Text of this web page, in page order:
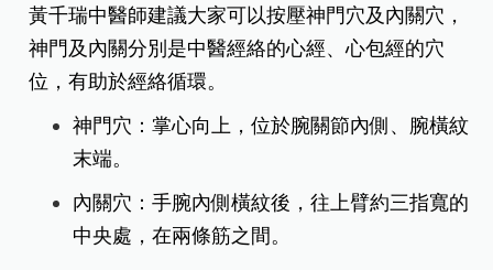
黃千瑞中醫師建議大家可以按壓神門穴及內關穴，
神門及內關分別是中醫經絡的心經、心包經的穴
位，有助於經絡循環。
神門穴：掌心向上，位於腕關節內側、腕橫紋
末端。
內關穴：手腕內側橫紋後，往上臂約三指寬的
中央處，在兩條筋之間。